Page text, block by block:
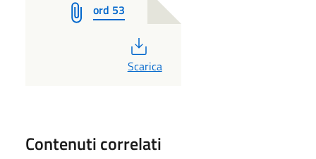
ord 53
PDF
Scarica
Contenuti correlati